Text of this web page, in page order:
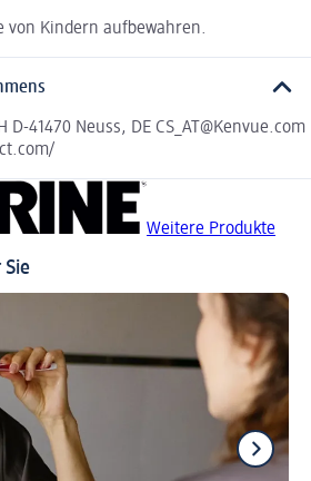
von Kindern aufbewahren.
D-41470 Neuss, DE CS_AT@Kenvue.com
Weitere Produkte